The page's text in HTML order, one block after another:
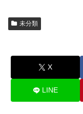
未分類
X
LINE